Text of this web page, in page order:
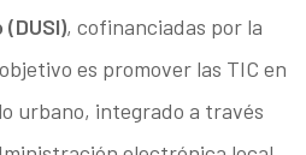
, cofinanciadas por la
es promover las TIC en
urbano, integrado a través